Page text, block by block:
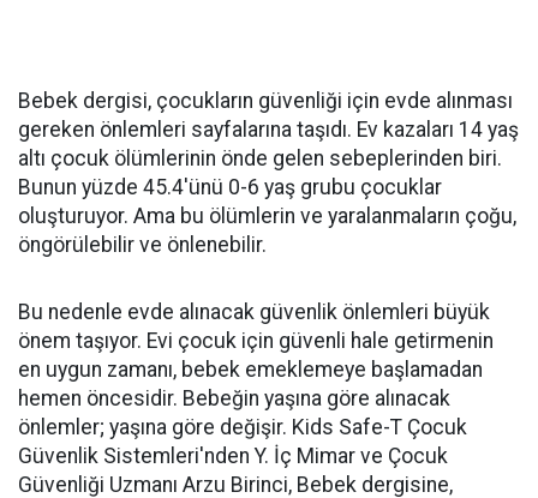
Bebek dergisi, çocukların güvenliği için evde alınması
gereken önlemleri sayfalarına taşıdı. Ev kazaları 14 yaş
altı çocuk ölümlerinin önde gelen sebeplerinden biri.
Bunun yüzde 45.4'ünü 0-6 yaş grubu çocuklar
oluşturuyor. Ama bu ölümlerin ve yaralanmaların çoğu,
öngörülebilir ve önlenebilir.
Bu nedenle evde alınacak güvenlik önlemleri büyük
önem taşıyor. Evi çocuk için güvenli hale getirmenin
en uygun zamanı, bebek emeklemeye başlamadan
hemen öncesidir. Bebeğin yaşına göre alınacak
önlemler; yaşına göre değişir. Kids Safe-T Çocuk
Güvenlik Sistemleri'nden Y. İç Mimar ve Çocuk
Güvenliği Uzmanı Arzu Birinci, Bebek dergisine,